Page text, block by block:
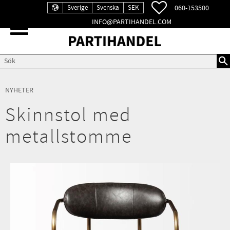
Sverige Svenska SEK FAVORITER
060-153500
INFO@PARTIHANDEL.COM
NYHETER
Skinnstol med
metallstomme